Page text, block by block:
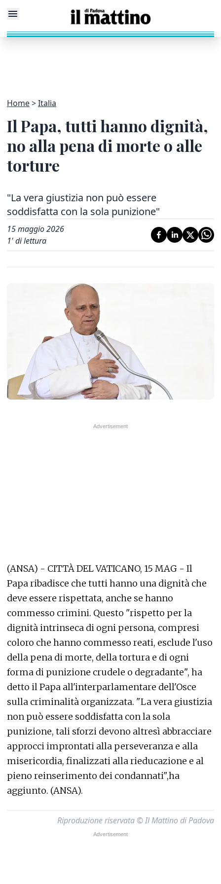
Home Italia
Il Papa, tutti hanno dignità,
no alla pena di morte o alle
torture
"La vera giustizia non può essere
soddisfatta con la sola punizione"
15 maggio 2026
1' di lettura
(ANSA) - CITTÀ DEL VATICANO, 15 MAG - Il
Papa ribadisce che tutti hanno una dignità che
deve essere rispettata, anche se hanno
commesso crimini. Questo "rispetto per la
dignità intrinseca di ogni persona, compresi
coloro che hanno commesso reati, esclude l'uso
della pena di morte, della tortura e di ogni
forma di punizione crudele o degradante", ha
detto il Papa all'interparlamentare dell'Osce
sulla criminalità organizzata. "La vera giustizia
non può essere soddisfatta con la sola
punizione, tali sforzi devono altresì abbracciare
approcci improntati alla perseveranza e alla
misericordia, finalizzati alla rieducazione e al
pieno reinserimento dei condannati",ha
aggiunto. (ANSA).
Riproduzione riservata © Il Mattino di Padova